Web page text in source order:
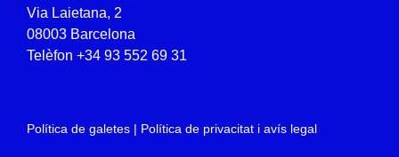
Via Laietana, 2
08003 Barcelona
Telèfon +34 93 552 69 31
Política de galetes | Política de privacitat i avís legal